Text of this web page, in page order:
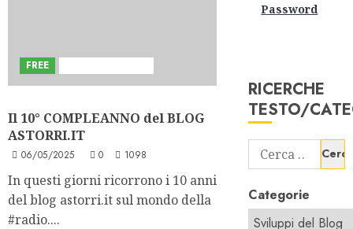
FREE
Il 10° COMPLEANNO del BLOG
ASTORRI.IT
06/05/2025 0 1098
In questi giorni ricorrono i 10 anni
del blog astorri.it sul mondo della
#radio....
Password
RICERCHE
TESTO/
Ricerca
per:
Categorie